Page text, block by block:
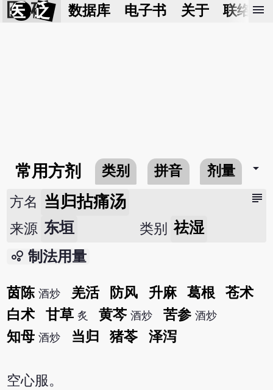
医 砭 数据库 电子书 关于 联络我
menu
常用方剂 类别 拼音 剂量 arrow_drop_down
subject
方名 当归拈痛汤
来源 东垣 类别 祛湿
bubble_chart 制法用量
茵陈 酒炒 羌活 防风 升麻 葛根
苍术
白术
甘草 炙 黄芩 酒炒 苦参 酒炒
知母 酒炒 当归 猪苓 泽泻
空心服。